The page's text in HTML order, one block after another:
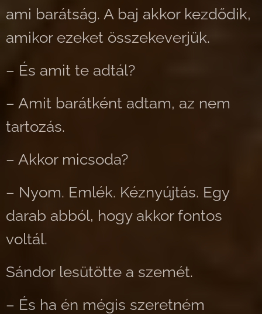
ami barátság. A baj akkor kezdődik,
amikor ezeket összekeverjük.
– És amit te adtál?
– Amit barátként adtam, az nem
tartozás.
– Akkor micsoda?
– Nyom. Emlék. Kéznyújtás. Egy
darab abból, hogy akkor fontos
voltál.
Sándor lesütötte a szemét.
– És ha én mégis szeretném